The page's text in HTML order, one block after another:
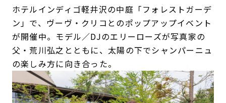
ホテルインディゴ軽井沢の中庭「フォレストガーデ
ン」で、ヴーヴ・クリコとのポップアップイベント
が開催中。モデル／DJのエリーローズが写真家の
父・荒川弘之とともに、太陽の下でシャンパーニュ
の楽しみ方に向き合った。